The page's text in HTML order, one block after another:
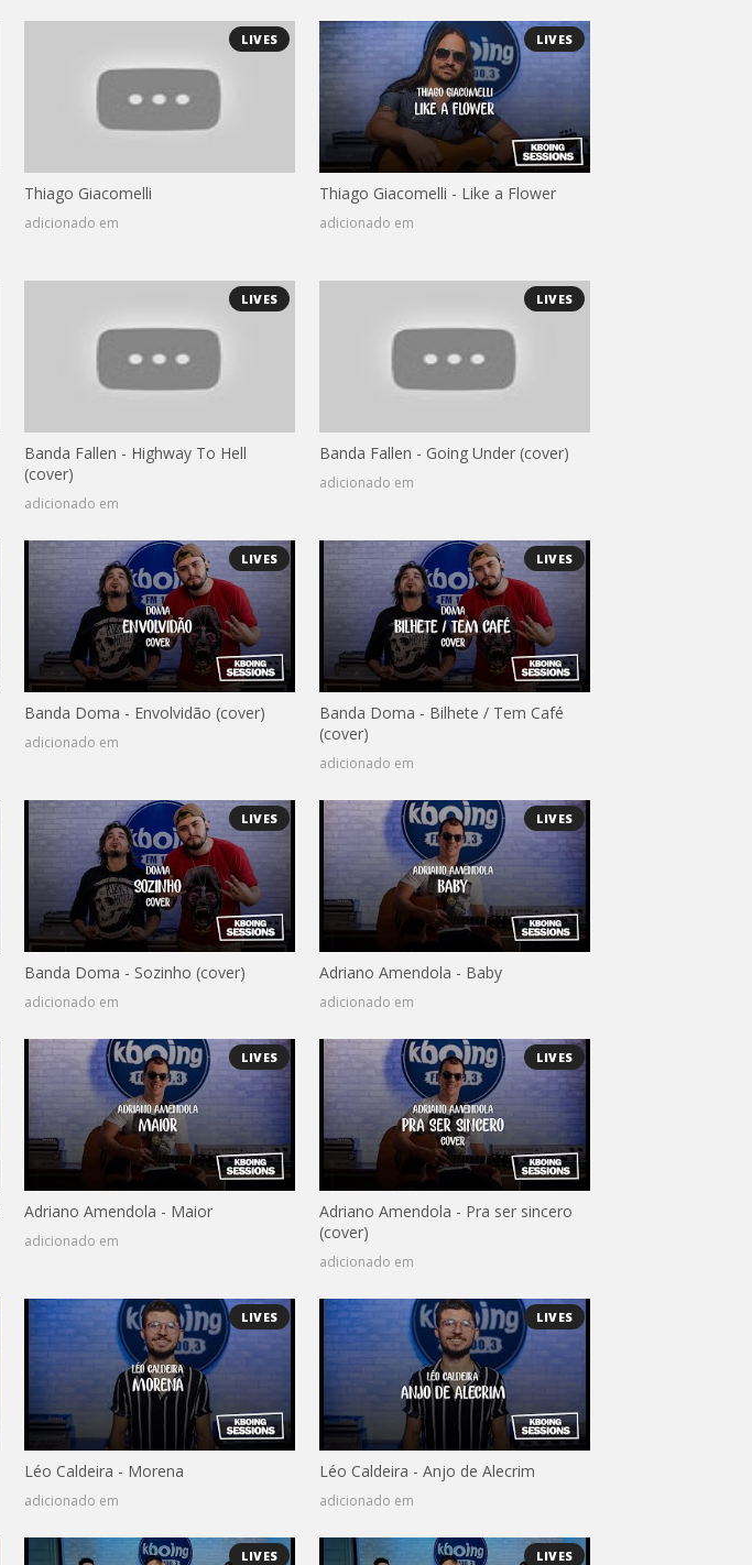
LIVES
Thiago Giacomelli
adicionado em
LIVES
Thiago Giacomelli - Like a Flower
adicionado em
LIVES
Banda Fallen - Highway To Hell
(cover)
adicionado em
LIVES
Banda Fallen - Going Under (cover)
adicionado em
LIVES
Banda Doma - Envolvidão (cover)
adicionado em
LIVES
Banda Doma - Bilhete / Tem Café
(cover)
adicionado em
LIVES
Banda Doma - Sozinho (cover)
adicionado em
LIVES
Adriano Amendola - Baby
adicionado em
LIVES
Adriano Amendola - Maior
adicionado em
LIVES
Adriano Amendola - Pra ser sincero
(cover)
adicionado em
LIVES
Léo Caldeira - Morena
adicionado em
LIVES
Léo Caldeira - Anjo de Alecrim
adicionado em
LIVES LIVES